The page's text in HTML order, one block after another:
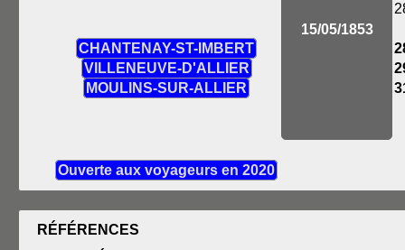
15/05/1853
CHANTENAY-ST-IMBERT
VILLENEUVE-D'ALLIER
MOULINS-SUR-ALLIER
Ouverte aux voyageurs en 2020
RÉFÉRENCES